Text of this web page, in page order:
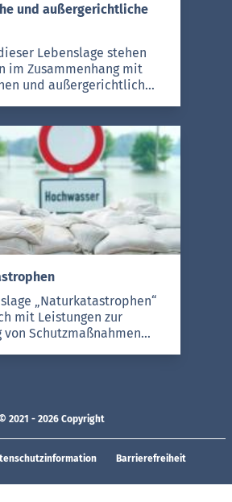
Tierquälerei sowie
und außergerichtliche
Lebenslage stehen
im Zusammenhang mit
und außergerichtlichen
die Streitschlichtung
Bußgeldverfahren,
die Prozess-
sowie
„Naturkatastrophen“
mit Leistungen zur
von Schutzmaßnahmen
die durch
entstanden
2021 - 2026 Copyright
Barrierefreiheit